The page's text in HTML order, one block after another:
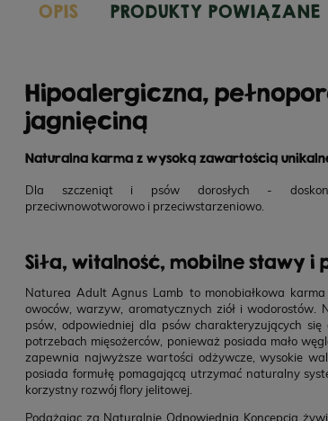
OPIS PRODUKTY POWIĄZANE
Hipoalergiczna,
jagnięciną
Naturalna karma z wysoką zawartością
Dla szczeniąt i psów dorosłych -
przeciwnowotworowo i przeciwstarzeniowo.
Siła, witalność, mobilne stawy i
Naturea Adult Agnus Lamb to monobiałkowa
owoców, warzyw, aromatycznych ziół i wodorostów.
psów, odpowiedniej dla psów charakteryzujących
potrzebach mięsożerców, ponieważ posiada mało
zapewnia najwyższe wartości odżywcze, wysokie
posiada formułę pomagającą utrzymać naturalny
korzystny rozwój flory jelitowej.
Podążając za Naturalnie Odpowiednią Koncepcją